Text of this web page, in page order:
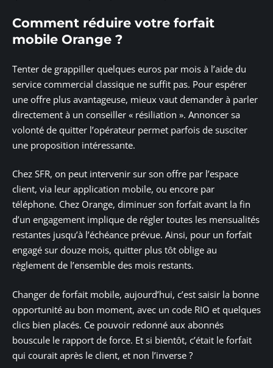
Comment réduire votre forfait
mobile Orange ?
Tenter de grappiller quelques euros par mois à l’aide du
service commercial classique ne suffit pas. Pour espérer
une offre plus avantageuse, mieux vaut demander à parler
directement à un conseiller « résiliation ». Annoncer sa
volonté de quitter l’opérateur permet parfois de susciter
une proposition intéressante.
Chez SFR, on peut intervenir sur son offre par l’espace
client, via leur application mobile, ou encore par
téléphone. Chez Orange, diminuer son forfait avant la fin
d’un engagement implique de régler toutes les mensualités
restantes jusqu’à l’échéance prévue. Ainsi, pour un forfait
engagé sur douze mois, quitter plus tôt oblige au
règlement de l’ensemble des mois restants.
Changer de forfait mobile, aujourd’hui, c’est saisir la bonne
opportunité au bon moment, avec un code RIO et quelques
clics bien placés. Ce pouvoir redonné aux abonnés
bouscule le rapport de force. Et si bientôt, c’était le forfait
qui courait après le client, et non l’inverse ?